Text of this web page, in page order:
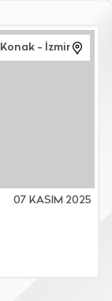
Konak - İzmir
07 KASIM 2025